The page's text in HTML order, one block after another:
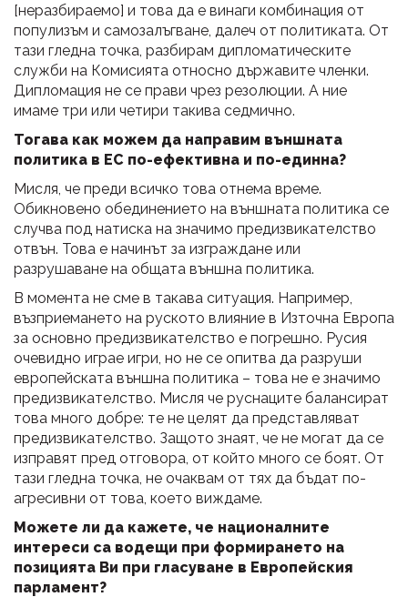
[неразбираемо] и това да е винаги комбинация от
популизъм и самозалъгване, далеч от политиката. От
тази гледна точка, разбирам дипломатическите
служби на Комисията относно държавите членки.
Дипломация не се прави чрез резолюции. А ние
имаме три или четири такива седмично.
Тогава как можем да направим външната
политика в ЕС по-ефективна и по-единна?
Мисля, че преди всичко това отнема време.
Обикновено обединението на външната политика се
случва под натиска на значимо предизвикателство
отвън. Това е начинът за изграждане или
разрушаване на общата външна политика.
В момента не сме в такава ситуация. Например,
възприемането на руското влияние в Източна Европа
за основно предизвикателство е погрешно. Русия
очевидно играе игри, но не се опитва да разруши
европейската външна политика – това не е значимо
предизвикателство. Мисля че руснаците балансират
това много добре: те не целят да представляват
предизвикателство. Защото знаят, че не могат да се
изправят пред отговора, от който много се боят. От
тази гледна точка, не очаквам от тях да бъдат по-
агресивни от това, което виждаме.
Можете ли да кажете, че националните
интереси са водещи при формирането на
позицията Ви при гласуване в Европейския
парламент?